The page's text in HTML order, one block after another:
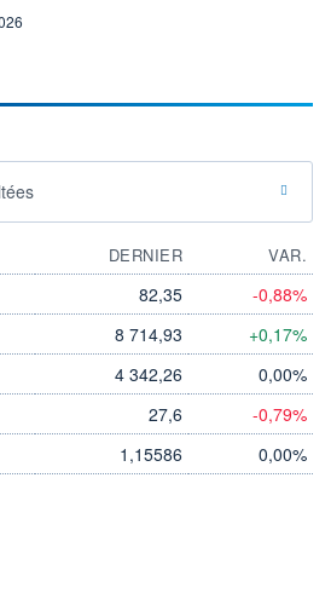
DERNIER
VAR.
82,35 -0,88%
8 714,93 +0,17%
4 342,26 0,00%
27,6 -0,79%
1,15586 0,00%